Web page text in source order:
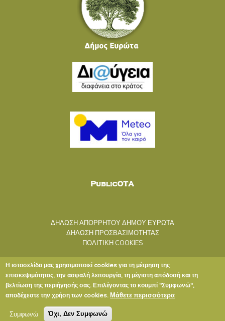
ΔΗΛΩΣΗ ΑΠΟΡΡΗΤΟΥ ΔΗΜΟΥ ΕΥΡΩΤΑ
ΔΗΛΩΣΗ ΠΡΟΣΒΑΣΙΜΟΤΗΤΑΣ
ΠΟΛΙΤΙΚΗ COOKIES
Copyright © 2020 ΔΗΜΟΣ ΕΥΡΩΤΑ
Η ιστοσελίδα μας χρησιμοποιεί cookies για τη μέτρηση της
επισκεψιμότητας, την ασφαλή λειτουργία, τη μέγιστη απόδοσή και τη
βελτίωση της περιήγησής σας. Επιλέγοντας το κουμπί "Συμφωνώ",
αποδέχεστε την χρήση των cookies. Μάθετε περισσότερα
Συμφωνώ Όχι, Δεν Συμφωνώ